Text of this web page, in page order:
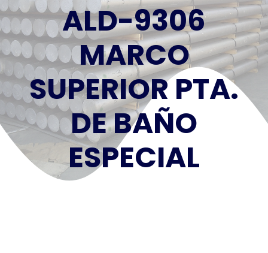
ALD-9306
MARCO
SUPERIOR PTA.
DE BAÑO
ESPECIAL